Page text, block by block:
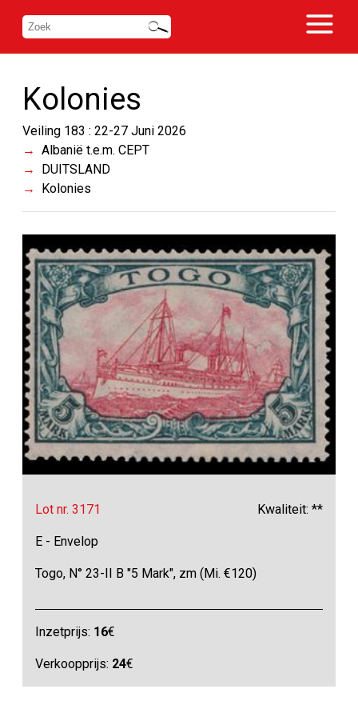
Kolonies
Veiling 183 : 22-27 Juni 2026
Albanië t.e.m. CEPT
DUITSLAND
Kolonies
Lot nr. 3171 Kwaliteit: **
E - Envelop
Togo, N° 23-II B "5 Mark", zm (Mi. €120)
Inzetprijs: 16€
Verkoopprijs: 24€